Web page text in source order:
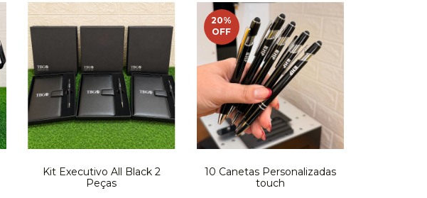
Kit Executivo All Black 2
Peças
20%
OFF
10 Canetas Personalizadas
touch